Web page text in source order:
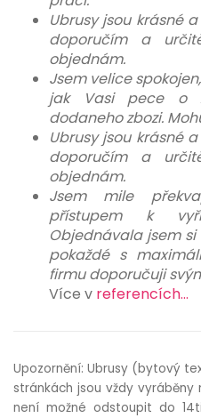
Ubrusy jsou krásné
doporučím a
objednám.
Jsem velice
jak Vasi pece o
dodaneho zbozi.
Ubrusy jsou krásné
doporučím a
objednám.
Jsem mile
přístupem k
Objednávala jsem si
pokaždé s
firmu doporučuji
Více v referencích...
Upozornění: Ubrusy (bytový
stránkách jsou vždy
není možné odstoupit do